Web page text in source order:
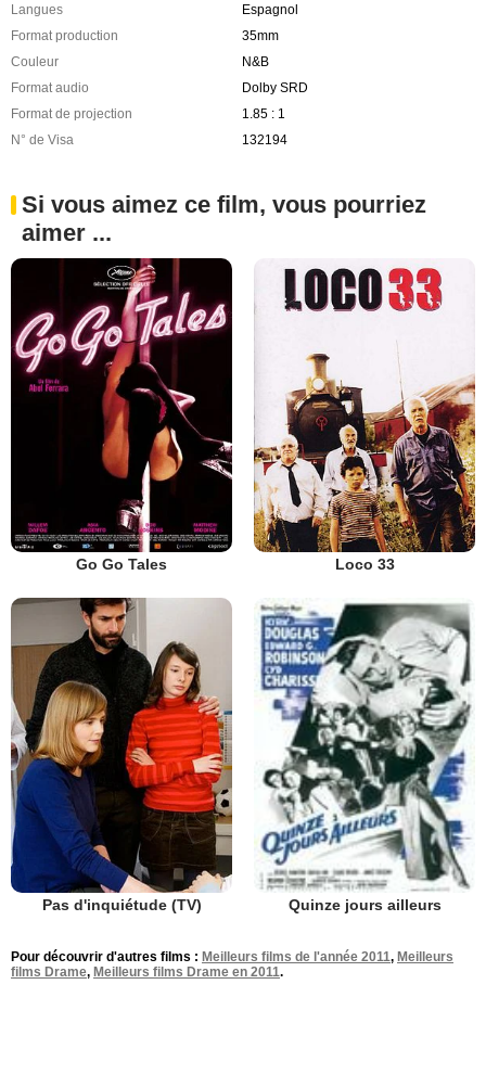
Langues
Espagnol
Format production
35mm
Couleur
N&B
Format audio
Dolby SRD
Format de projection
1.85 : 1
N° de Visa
132194
Si vous aimez ce film, vous pourriez
aimer ...
Go Go Tales Loco 33
Pas d'inquiétude (TV) Quinze jours ailleurs
Pour découvrir d'autres films : Meilleurs films de l'année 2011, Meilleurs
films Drame, Meilleurs films Drame en 2011.